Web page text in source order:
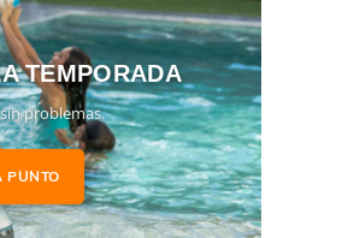
TEMPORADA
problemas.
PUNTO